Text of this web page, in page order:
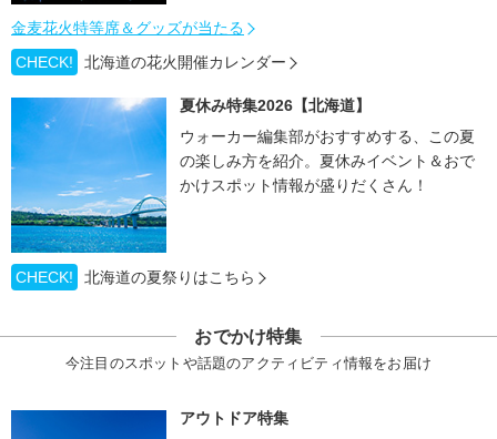
金麦花火特等席＆グッズが当たる
CHECK!
北海道の花火開催カレンダー
夏休み特集2026【北海道】
ウォーカー編集部がおすすめする、この夏
の楽しみ方を紹介。夏休みイベント＆おで
かけスポット情報が盛りだくさん！
CHECK! 北海道の夏祭りはこちら
おでかけ特集
今注目のスポットや話題のアクティビティ情報をお届け
アウトドア特集